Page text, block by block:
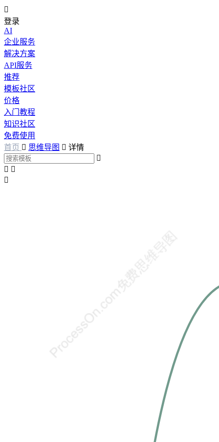

登录
AI
企业服务
解决方案
API服务
推荐
模板社区
价格
入门教程
知识社区
免费使用
首页  思维导图  详情

 
